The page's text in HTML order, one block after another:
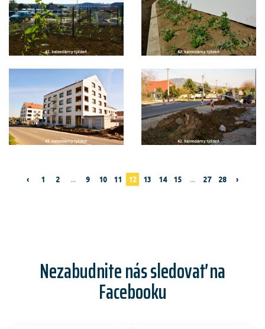
‹ 1 2 ... 9 10 11 12 13 14 15 ... 27 28 ›
Nezabudnite nás sledovať na
Facebooku